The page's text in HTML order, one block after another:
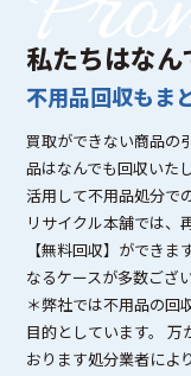
私たちはな
不用品回収もま
買取ができない商品の
品はなんでも回収いた
活用して不用品処分で
リサイクル本舗では、
【無料回収】ができ
なるケースが多数ござい
＊弊社では不用品の回
目的としています。
おります処分業者によ